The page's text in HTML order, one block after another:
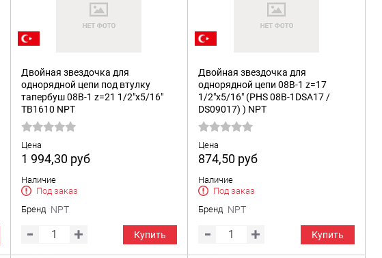
Двойная звездочка для
однорядной цепи под втулку
тапербуш 08B-1 z=21 1/2"x5/16"
TB1610 NPT
Цена
1 994,30 руб
Наличие
Под заказ
Бренд NPT
Купить
Двойная звездочка для
однорядной цепи 08B-1 z=17
1/2"x5/16" (PHS 08B-1DSA17 /
DS09017) ) NPT
Цена
874,50 руб
Наличие
Под заказ
Бренд NPT
Купить